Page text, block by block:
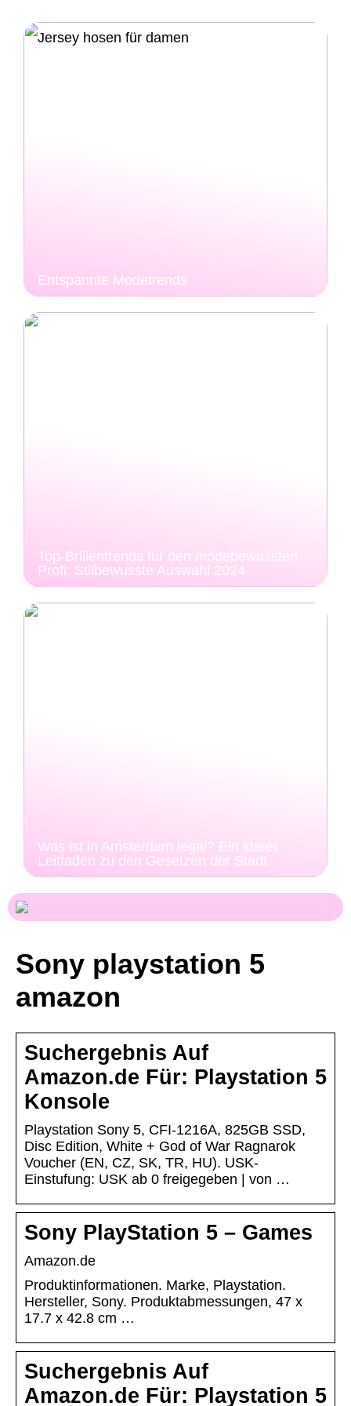
Entspannte Modetrends
Top-Brillentrends für den modebewussten
Profi: Stilbewusste Auswahl 2024
Was ist in Amsterdam legal? Ein klarer
Leitfaden zu den Gesetzen der Stadt
Sony playstation 5
amazon
Suchergebnis Auf
Amazon.de Für: Playstation 5
Konsole
Playstation Sony 5, CFI-1216A, 825GB SSD,
Disc Edition, White + God of War Ragnarok
Voucher (EN, CZ, SK, TR, HU). USK-
Einstufung: USK ab 0 freigegeben | von …
Sony PlayStation 5 – Games
Amazon.de
Produktinformationen. Marke, ‎Playstation.
Hersteller, ‎Sony. Produktabmessungen, ‎47 x
17.7 x 42.8 cm …
Suchergebnis Auf
Amazon.de Für: Playstation 5